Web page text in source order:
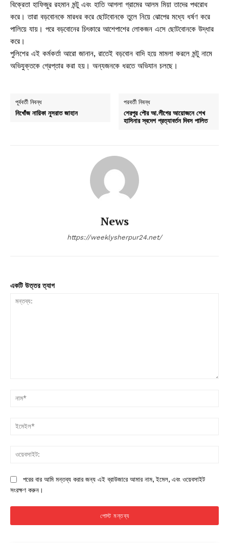
বিক্রেতা হাফিজুর রহমান মন্টু এবং হাতি আগলা গ্রামের আলম মিয়া তাদের পথরোধ
করে। তারা বড়বোনকে মারধর করে ছোটবোনকে তুলে নিয়ে ঝোপের মধ্যে ধর্ষণ করে
পালিয়ে যায়। পরে বড়বোনের চিৎকারে আশেপাশের লোকজন এসে ছোটবোনকে উদ্ধার
করে।
পুলিশের এই কর্মকর্তা আরো জানান, রাতেই বড়বোন বাদি হয়ে মামলা করলে মন্টু নামে
অভিযুক্তকে গ্রেপ্তার করা হয়। অন্যজনকে ধরতে অভিযান চলছে।
পূর্ববর্তী নিবন্ধ
নিখোঁজ নায়িকা নুসরাত জাহান
পরবর্তী নিবন্ধ
শেরপুর পৌর আ.লীগের আয়োজনে শেখ
হাসিনার স্বদেশ প্রত্যাবর্তন দিবস পালিত
News
https://weeklysherpur24.net/
একটি উত্তর ত্যাগ
পরের বার আমি মন্তব্য করার জন্য এই ব্রাউজারে আমার নাম, ইমেল, এবং ওয়েবসাইট
সংরক্ষণ করুন।